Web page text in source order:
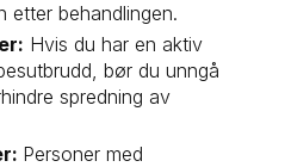
etter behandlingen.
Hvis du har en aktiv
bør du unngå
spredning av
Personer med